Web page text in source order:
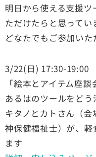
明日から使える支援
ただけたらと思ってい
どなたでもご参加いた
3/22(日) 17:30-19:00
「絵本とアイテム座
あるはのツールをどう
キタノとカトさん（会
神保健福祉士）が、
ます